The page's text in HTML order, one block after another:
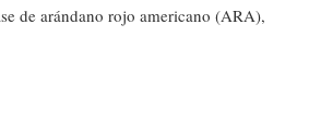
de arándano rojo americano (ARA),